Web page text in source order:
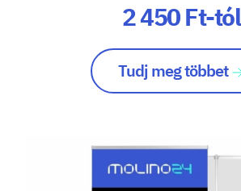
2 450 Ft-tól
Tudj meg többet